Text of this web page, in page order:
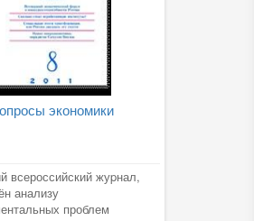
экономики
всероссийский жуpнал,
анализу
проблем